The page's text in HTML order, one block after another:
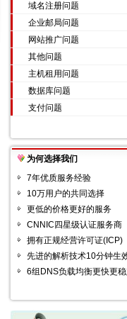
域名注册问题
企业邮局问题
网站推广问题
其他问题
主机租用问题
数据库问题
支付问题
为何选择我们
7年优质服务经验
10万用户的共同选择
更低的价格更好的服务
CNNIC四星级认证服务商
拥有正规经营许可证(ICP)
先进的解析技术10分钟生
6组DNS负载均衡更快更